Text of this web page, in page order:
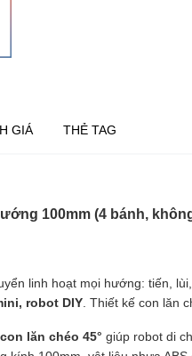
GIÁ THẺ TAG
100mm (4 bánh,
linh hoạt mọi hướng: tiến,
robot DIY . Thiết kế con lăn
lăn chéo 45° giúp robot di